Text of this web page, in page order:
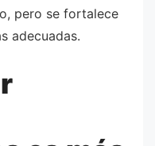
pero se fortalece
adecuadas.